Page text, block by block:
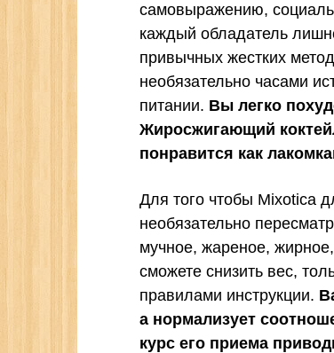
самовыражению,
каждый обладатель
привычных жестких
необязательно часами
питании. Вы легко
Жиросжигающий
понравится как
Для того чтобы Mixotica
необязательно
мучное, жареное,
сможете снизить вес,
правилами инструкции.
а нормализует
курс его приема